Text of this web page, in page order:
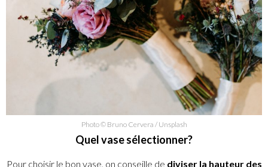
Photo © Bruno Cervera / Unsplash
Quel vase sélectionner?
Pour choisir le bon vase, on conseille de diviser la hauteur des